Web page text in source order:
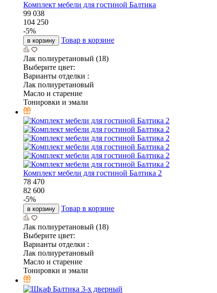
Комплект мебели для гостиной Балтика
99 038
104 250
-5%
в корзину Товар в корзине
Лак полиуретановый (18)
Выберите цвет:
Варианты отделки :
Лак полиуретановый
Масло и старение
Тонировки и эмали
Комплект мебели для гостиной Балтика 2
78 470
82 600
-5%
в корзину Товар в корзине
Лак полиуретановый (18)
Выберите цвет:
Варианты отделки :
Лак полиуретановый
Масло и старение
Тонировки и эмали